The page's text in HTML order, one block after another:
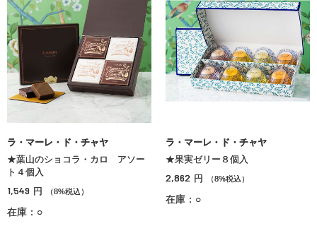
ラ・マーレ・ド・チャヤ
★葉山のショコラ・カロ アソー
ト４個入
1,549 円 （8%税込）
在庫：○
ラ・マーレ・ド・チャヤ
★果実ゼリー８個入
2,862 円 （8%税込）
在庫：○